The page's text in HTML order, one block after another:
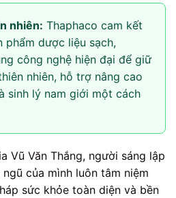
nhiên: Thaphaco cam kết
phẩm dược liệu sạch,
công nghệ hiện đại để giữ
nhiên, hỗ trợ nâng cao
sinh lý nam giới một cách
Vũ Văn Thắng, người sáng lập
của mình luôn tâm niệm
sức khỏe toàn diện và bền